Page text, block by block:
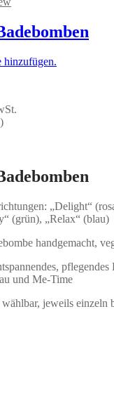
hinzufügen.
„Delight“
(grün), „Relax“ (blau)
handgemacht,
und Me-Time
jeweils einzeln